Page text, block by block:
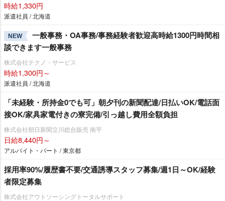
時給1,330円
派遣社員 / 北海道
NEW
一般事務・OA事務/事務経験者歓迎高時給1300円時間相
談できます一般事務
株式会社テクノ・サービス
時給1,300円～
派遣社員 / 北海道
「未経験・所持金0でも可」朝夕刊の新聞配達/日払いOK/電話面
接OK/家具家電付きの寮完備/引っ越し費用全額負担
株式会社朝日新聞立川総合販売 南平
日給8,440円～
アルバイト・パート / 東京都
採用率90%/履歴書不要/交通誘導スタッフ募集/週1日～OK/経験
者限定募集
株式会社アウトソーシングトータルサポート